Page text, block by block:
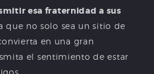
esa fraternidad a sus
que no solo sea un sitio de
en una gran
el sentimiento de estar